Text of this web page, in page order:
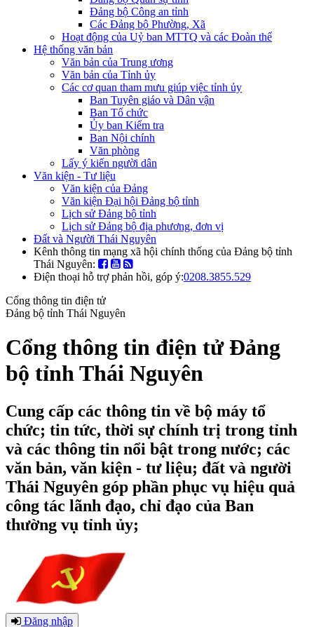
Đảng bộ Công an tỉnh
Các Đảng bộ Phường, Xã
Hoạt động của Uỷ ban MTTQ và các Đoàn thể
Hệ thống văn bản
Văn bản của Trung ương
Văn bản của Tỉnh ủy
Các cơ quan tham mưu giúp việc tỉnh ủy
Ban Tuyên giáo và Dân vận
Ban Tổ chức
Ủy ban Kiểm tra
Ban Nội chính
Văn phòng
Lấy ý kiến người dân
Văn kiện - Tư liệu
Văn kiện của Đảng
Văn kiện Đại hội Đảng bộ tỉnh
Lịch sử Đảng bộ tỉnh
Lịch sử Đảng bộ địa phương, đơn vị
Đất và Người Thái Nguyên
Kênh thông tin mạng xã hội chính thống của Đảng bộ tỉnh
Thái Nguyên:
Điện thoại hỗ trợ phản hồi, góp ý:0208.3855.529
Cổng thông tin điện tử
Đảng bộ tỉnh Thái Nguyên
Cổng thông tin điện tử Đảng
bộ tỉnh Thái Nguyên
Cung cấp các thông tin về bộ máy tổ
chức; tin tức, thời sự chính trị trong tỉnh
và các thông tin nổi bật trong nước; các
văn bản, văn kiện - tư liệu; đất và người
Thái Nguyên góp phần phục vụ hiệu quả
công tác lãnh đạo, chỉ đạo của Ban
thường vụ tỉnh ủy;
Đăng nhập